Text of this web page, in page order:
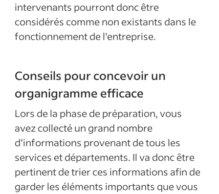
intervenants pourront donc être
considérés comme non existants dans le
fonctionnement de l’entreprise.
Conseils pour concevoir un
organigramme efficace
Lors de la phase de préparation, vous
avez collecté un grand nombre
d’informations provenant de tous les
services et départements. Il va donc être
pertinent de trier ces informations afin de
garder les éléments importants que vous